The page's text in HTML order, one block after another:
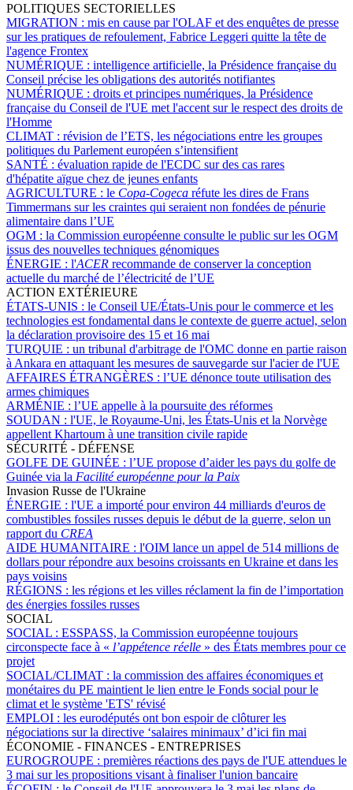
POLITIQUES SECTORIELLES
MIGRATION : mis en cause par l'OLAF et des enquêtes de presse
sur les pratiques de refoulement, Fabrice Leggeri quitte la tête de
l'agence Frontex
NUMÉRIQUE : intelligence artificielle, la Présidence française du
Conseil précise les obligations des autorités notifiantes
NUMÉRIQUE : droits et principes numériques, la Présidence
française du Conseil de l'UE met l'accent sur le respect des droits de
l'Homme
CLIMAT : révision de l’ETS, les négociations entre les groupes
politiques du Parlement européen s’intensifient
SANTÉ : évaluation rapide de l'ECDC sur des cas rares
d'hépatite aïgue chez de jeunes enfants
AGRICULTURE : le Copa-Cogeca réfute les dires de Frans
Timmermans sur les craintes qui seraient non fondées de pénurie
alimentaire dans l’UE
OGM : la Commission européenne consulte le public sur les OGM
issus des nouvelles techniques génomiques
ÉNERGIE : l'ACER recommande de conserver la conception
actuelle du marché de l’électricité de l’UE
ACTION EXTÉRIEURE
ÉTATS-UNIS : le Conseil UE/États-Unis pour le commerce et les
technologies est fondamental dans le contexte de guerre actuel, selon
la déclaration provisoire des 15 et 16 mai
TURQUIE : un tribunal d'arbitrage de l'OMC donne en partie raison
à Ankara en attaquant les mesures de sauvegarde sur l'acier de l'UE
AFFAIRES ÉTRANGÈRES : l’UE dénonce toute utilisation des
armes chimiques
ARMÉNIE : l’UE appelle à la poursuite des réformes
SOUDAN : l'UE, le Royaume-Uni, les États-Unis et la Norvège
appellent Khartoum à une transition civile rapide
SÉCURITÉ - DÉFENSE
GOLFE DE GUINÉE : l’UE propose d’aider les pays du golfe de
Guinée via la Facilité européenne pour la Paix
Invasion Russe de l'Ukraine
ÉNERGIE : l'UE a importé pour environ 44 milliards d'euros de
combustibles fossiles russes depuis le début de la guerre, selon un
rapport du CREA
AIDE HUMANITAIRE : l'OIM lance un appel de 514 millions de
dollars pour répondre aux besoins croissants en Ukraine et dans les
pays voisins
RÉGIONS : les régions et les villes réclament la fin de l’importation
des énergies fossiles russes
SOCIAL
SOCIAL : ESSPASS, la Commission européenne toujours
circonspecte face à « l’appétence réelle » des États membres pour ce
projet
SOCIAL/CLIMAT : la commission des affaires économiques et
monétaires du PE maintient le lien entre le Fonds social pour le
climat et le système 'ETS' révisé
EMPLOI : les eurodéputés ont bon espoir de clôturer les
négociations sur la directive ‘salaires minimaux’ d’ici fin mai
ÉCONOMIE - FINANCES - ENTREPRISES
EUROGROUPE : premières réactions des pays de l'UE attendues le
3 mai sur les propositions visant à finaliser l'union bancaire